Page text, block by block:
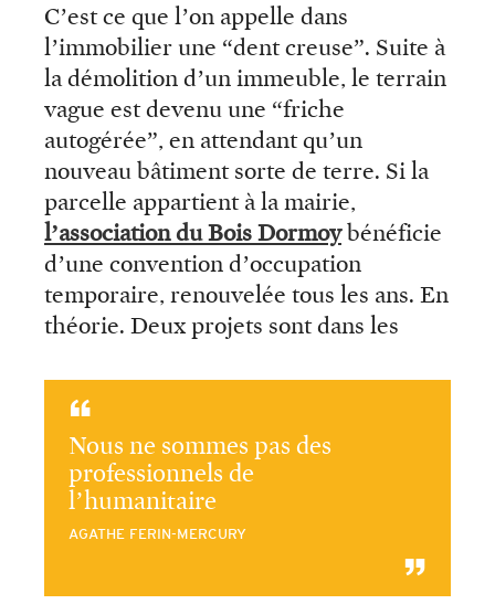
C’est ce que l’on appelle dans
l’immobilier une “dent creuse”. Suite à
la démolition d’un immeuble, le terrain
vague est devenu une “friche
autogérée”, en attendant qu’un
nouveau bâtiment sorte de terre. Si la
parcelle appartient à la mairie,
l’association du Bois Dormoybénéficie
d’une convention d’occupation
temporaire, renouvelée tous les ans. En
théorie. Deux projets sont dans les
Nous ne sommes pas des
professionnels de
l’humanitaire
AGATHE FERIN-MERCURY